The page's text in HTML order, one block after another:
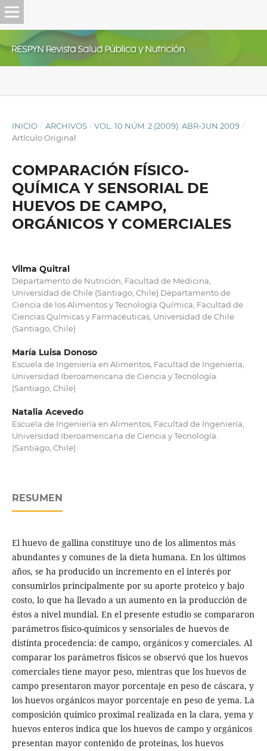
INICIO / ARCHIVOS / VOL. 10 NÚM. 2 (2009): ABR-JUN 2009 /
Artículo Original
COMPARACIÓN FÍSICO-
QUÍMICA Y SENSORIAL DE
HUEVOS DE CAMPO,
ORGÁNICOS Y COMERCIALES
Vilma Quitral
Departamento de Nutrición, Facultad de Medicina,
Universidad de Chile (Santiago, Chile) Departamento de
Ciencia de los Alimentos y Tecnología Química, Facultad de
Ciencias Químicas y Farmacéuticas, Universidad de Chile
(Santiago, Chile)
María Luisa Donoso
Escuela de Ingeniería en Alimentos, Facultad de Ingeniería,
Universidad Iberoamericana de Ciencia y Tecnología.
(Santiago, Chile)
Natalia Acevedo
Escuela de Ingeniería en Alimentos, Facultad de Ingeniería,
Universidad Iberoamericana de Ciencia y Tecnología.
(Santiago, Chile)
RESUMEN
El huevo de gallina constituye uno de los alimentos más
abundantes y comunes de la dieta humana. En los últimos
años, se ha producido un incremento en el interés por
consumirlos principalmente por su aporte proteico y bajo
costo, lo que ha llevado a un aumento en la producción de
éstos a nivel mundial. En el presente estudio se compararon
parámetros físico-químicos y sensoriales de huevos de
distinta procedencia: de campo, orgánicos y comerciales. Al
comparar los parámetros físicos se observó que los huevos
comerciales tiene mayor peso, mientras que los huevos de
campo presentaron mayor porcentaje en peso de cáscara, y
los huevos orgánicos mayor porcentaje en peso de yema. La
composición químico proximal realizada en la clara, yema y
huevos enteros indica que los huevos de campo y orgánicos
presentan mayor contenido de proteínas, los huevos